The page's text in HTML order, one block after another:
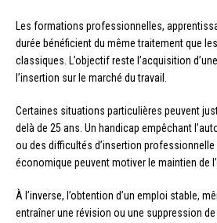
Les formations professionnelles,
durée bénéficient du même traitement que
classiques. L’objectif reste l’acquisition
l’insertion sur le marché du travail.
Certaines situations particulières peuvent
delà de 25 ans. Un handicap empêchant
ou des difficultés d’insertion
économique peuvent motiver le maintien de
À l’inverse, l’obtention d’un emploi stable,
entraîner une révision ou une suppression